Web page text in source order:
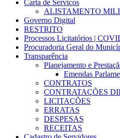
Carta de Serviços
ALISTAMENTO
Governo Digital
RESTRITO
Processos Licitatórios |
Procuradoria Geral do
Transparência
Planejamento e
Emendas
CONTRATOS
CONTRATAÇÕES
LICITAÇÕES
ERRATAS
DESPESAS
RECEITAS